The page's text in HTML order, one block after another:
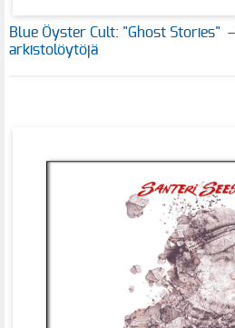
Blue Öyster Cult: "Ghost Stories"
arkistolöytöjä